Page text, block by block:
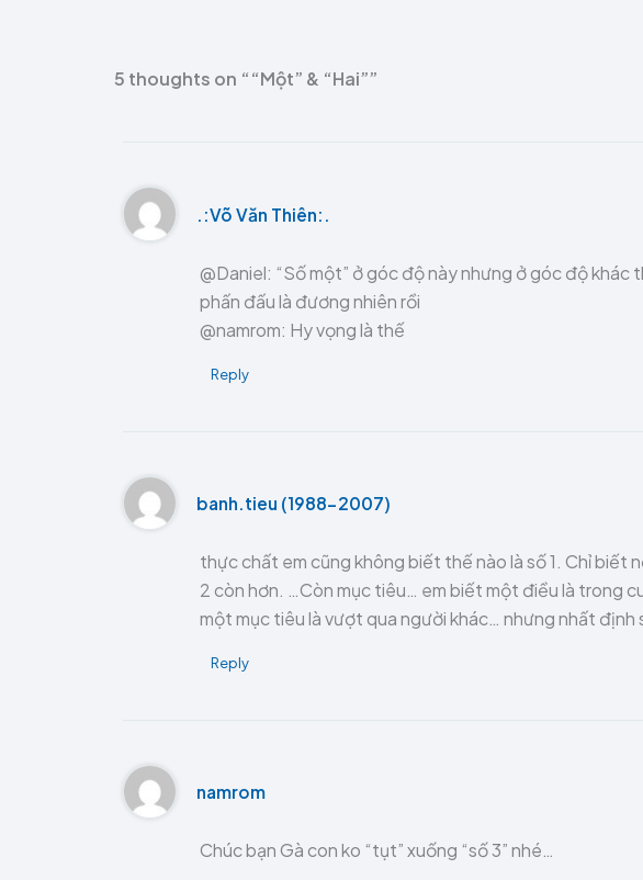
5 thoughts on ““Một” & “Hai””
.:Võ Văn Thiên:.
@Daniel: “Số một” ở góc độ này nhưng ở góc độ khác
phấn đấu là đương nhiên rồi
@namrom: Hy vọng là thế
Reply
banh.tieu (1988-2007)
thực chất em cũng không biết thế nào là số 1. Chỉ biết
2 còn hơn. …Còn mục tiêu… em biết một điều là trong
một mục tiêu là vượt qua người khác… nhưng nhất định
Reply
namrom
Chúc bạn Gà con ko “tụt” xuống “số 3” nhé…